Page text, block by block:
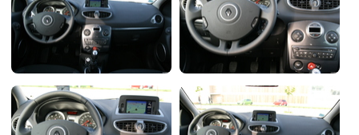
Electriques
Flottes
Auto